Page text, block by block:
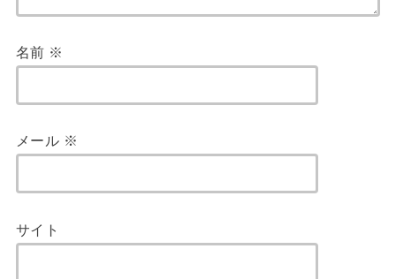
名前 ※
メール ※
サイト